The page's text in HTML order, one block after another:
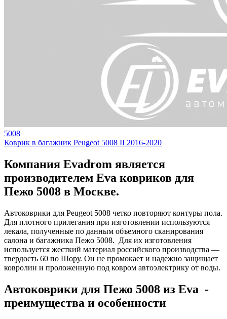
5008
Коврик в багажник Peugeot 5008 II 2016-2020
Компания Evadrom является
производителем Eva ковриков для
Пежо 5008 в Москве.
Автоковрики для Peugeot 5008 четко повторяют контуры пола.
Для плотного прилегания при изготовлении используются
лекала, полученные по данным объемного сканирования
салона и багажника Пежо 5008. Для их изготовления
используется жесткий материал российского производства —
твердость 60 по Шору. Он не промокает и надежно защищает
ковролин и проложенную под ковром автоэлектрику от воды.
Автоковрики для Пежо 5008 из Eva -
преимущества и особенности